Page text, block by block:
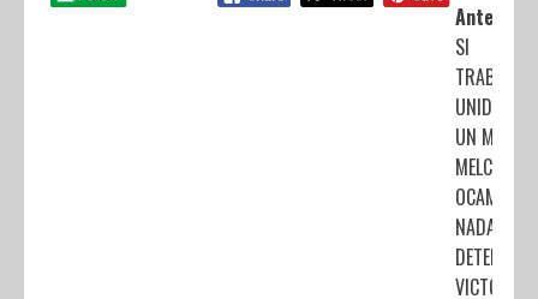
Anterior:
SI
UNIDOS
UN MEJOR
MELCHOR
OCAMPO,
NADA NOS
DETENDRÁ:
VICTORIA